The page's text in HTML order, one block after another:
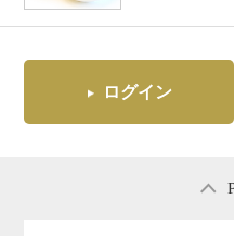
ログイン